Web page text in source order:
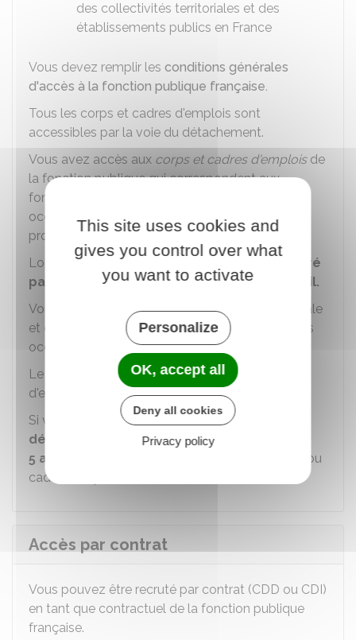
des collectivités territoriales et des
établissements publics en France
Vous devez remplir les conditions générales
d'accès à la fonction publique française.
Tous les corps et cadres d'emplois sont
accessibles par la voie du détachement.
Vous avez accès aux corps et cadres d'emploisde
la fonction publique qui correspondent aux
fonctions que vous avez précédemment
occupées, compte-tenu de votre expérience
professionnelle.
Lorsque vous êtes détaché, vous êtes
rémunéré
par votre administration française d'accueil.
Vous bénéficiez des régimes de protection sociale
et de retraite applicables aux fonctions que vous
occupez dans cette administration.
Le détachement dans un corps ou un cadre
d'emplois peut être suivi d'une intégration.
Si vous êtes admis à poursuivre votre
détachement au-delà d'une période de
5 ans
, il vous est proposé d'intégré votre corps ou
cadre d'emplois de détachement.
Accès par contrat
Vous pouvez être recruté par contrat (CDD ou CDI)
en tant que contractuel de la fonction publique
française.
This site uses cookies and
gives you control over what
you want to activate
Personalize
OK, accept all
Deny all cookies
Privacy policy